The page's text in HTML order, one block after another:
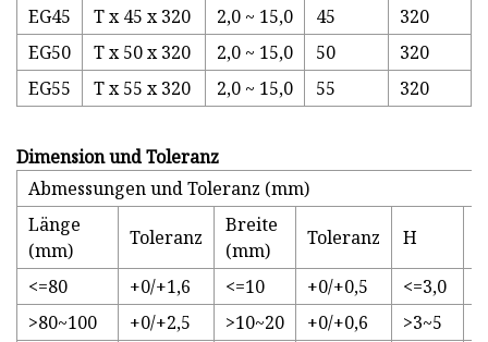
EG45 T x 45 x 320 2,0 ~ 15,0 45
320
EG50
T x 50 x 320 2,0 ~ 15,0 50
320
EG55
T x 55 x 320 2,0 ~ 15,0 55 320
Dimension und Toleranz
Abmessungen und Toleranz (mm)
Länge
(mm)
Toleranz
Breite
(mm)
Toleranz H
<=80 +0/+1,6 <=10 +0/+0,5 <=3,0
>80~100
+0/+2,5 >10~20 +0/+0,6 >3~5